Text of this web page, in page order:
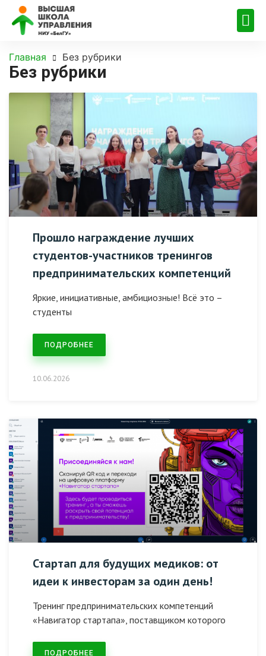
Главная Без рубрики
Без рубрики
Прошло награждение лучших
студентов-участников тренингов
предпринимательских компетенций
Яркие, инициативные, амбициозные! Всё это –
студенты
ПОДРОБНЕЕ
10.06.2026
Стартап для будущих медиков: от
идеи к инвесторам за один день!
Тренинг предпринимательских компетенций
«Навигатор стартапа», поставщиком которого
ПОДРОБНЕЕ